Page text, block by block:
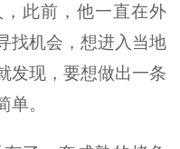
此前，他一直在外
找机会，想进入当地
发现，要想做出一条
。